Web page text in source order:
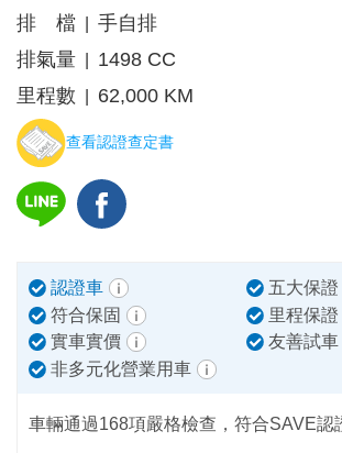
排 檔
手自排
排氣量
1498 CC
里程數
62,000 KM
查看認證查定書
認證車
五大保證
符合保固
里程保證
實車實價
友善試車
非多元化營業用車
車輛通過168項嚴格檢查，符合SAVE認